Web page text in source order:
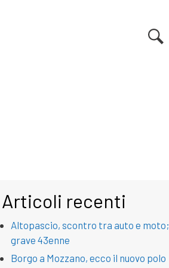
Articoli recenti
Altopascio, scontro tra auto e moto;
grave 43enne
Borgo a Mozzano, ecco il nuovo polo